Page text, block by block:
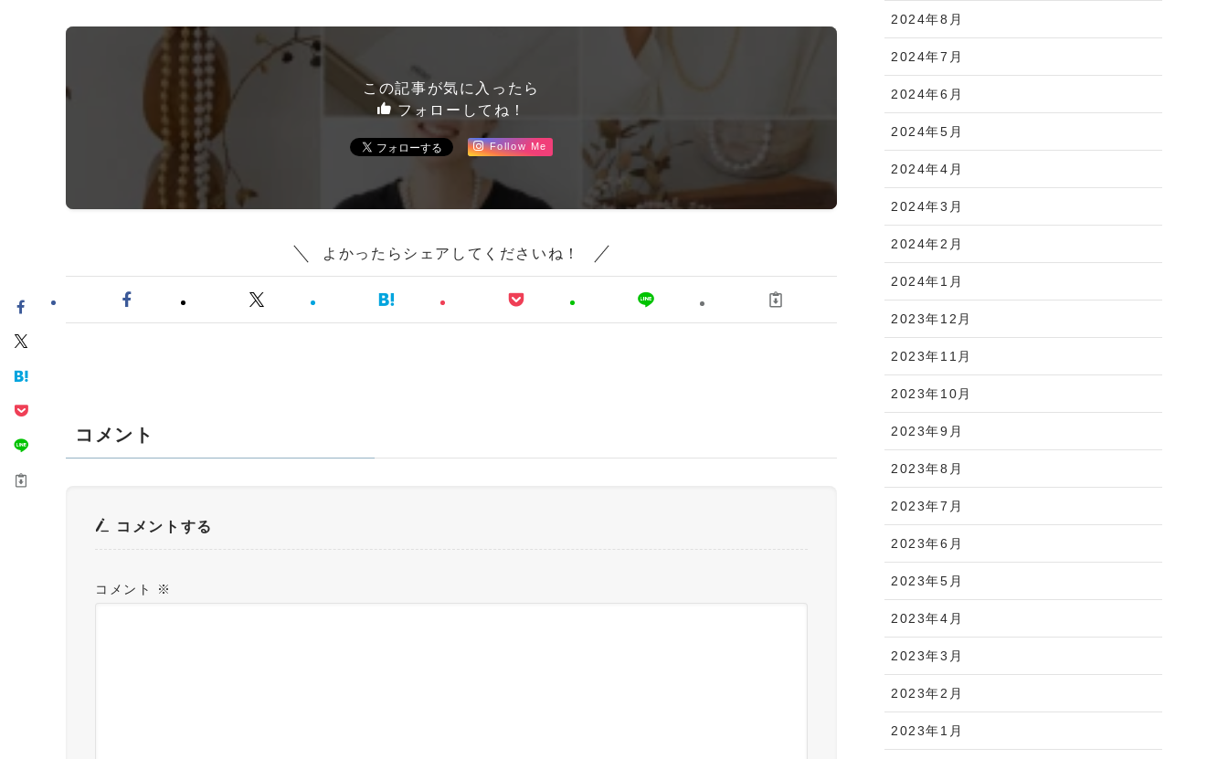
この記事が気に入ったら
フォローしてね！
Follow Me
よかったらシェアしてくださいね！
コメント
コメントする
コメント ※
2024年8月
2024年7月
2024年6月
2024年5月
2024年4月
2024年3月
2024年2月
2024年1月
2023年12月
2023年11月
2023年10月
2023年9月
2023年8月
2023年7月
2023年6月
2023年5月
2023年4月
2023年3月
2023年2月
2023年1月